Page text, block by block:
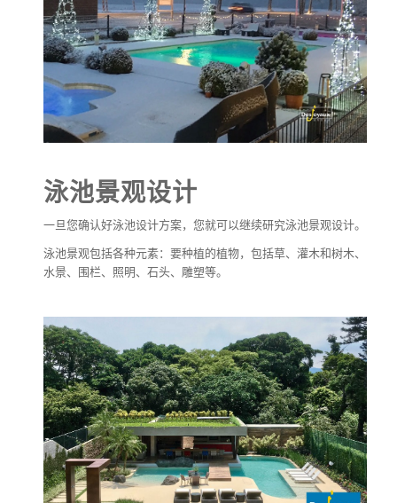
泳池景观设计
一旦您确认好泳池设计方案，您就可以继续研究泳池景观设计。
泳池景观包括各种元素：要种植的植物，包括草、灌木和树木、
水景、围栏、照明、石头、雕塑等。